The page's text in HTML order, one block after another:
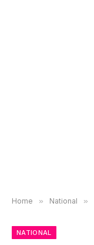
Home » National »
NATIONAL